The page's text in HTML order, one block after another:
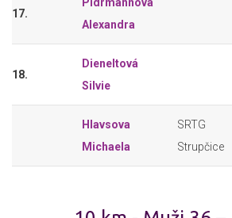
17.
Alexandra
18.
Dieneltová
Silvie
Hlavsova
Michaela
SRTG
Strupčice